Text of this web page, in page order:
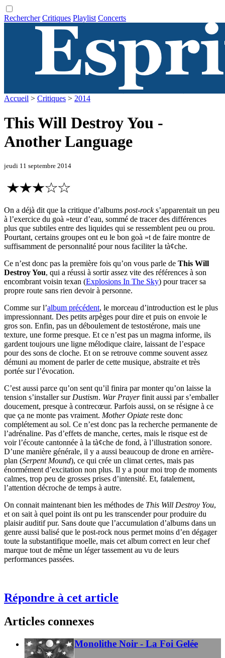
Rechercher Critiques Playlist Concerts
Accueil > Critiques > 2014
This Will Destroy You -
Another Language
jeudi 11 septembre 2014
On a déjà dit que la critique d’albums post-rocks’apparentait un peu
à l’exercice du goà »teur d’eau, sommé de tracer des différences
plus que subtiles entre des liquides qui se ressemblent peu ou prou.
Pourtant, certains groupes ont eu le bon goà »t de faire montre de
suffisamment de personnalité pour nous faciliter la tà¢che.
Ce n’est donc pas la première fois qu’on vous parle de This Will
Destroy You, qui a réussi à sortir assez vite des références à son
encombrant voisin texan (Explosions In The Sky) pour tracer sa
propre route sans rien devoir à personne.
Comme sur l’album précédent, le morceau d’introduction est le plus
impressionnant. Des petits arpèges pour dire et puis on envoie le
gros son. Enfin, pas un déboulement de testostérone, mais une
texture, une forme presque. Et ce n’est pas un magma informe, ils
gardent toujours une ligne mélodique claire, laissant de l’espace
pour des sons de cloche. Et on se retrouve comme souvent assez
démuni au moment de parler de cette musique, abstraite et très
portée sur l’évocation.
C’est aussi parce qu’on sent qu’il finira par monter qu’on laisse la
tension s’installer sur Dustism. War Prayerfinit aussi par s’emballer
doucement, presque à contrecœur. Parfois aussi, on se résigne à ce
que ça ne monte pas vraiment. Mother Opiate reste donc
complétement au sol. Ce n’est donc pas la recherche permanente de
l’adrénaline. Pas d’effets de manche, certes, mais le risque est de
voir l’écoute cantonnée à la tà¢che de fond, à l’illustration sonore.
D’une manière générale, il y a aussi beaucoup de drone en arrière-
plan (Serpent Mound), ce qui crée un climat certes, mais pas
énormément d’excitation non plus. Il y a pour moi trop de moments
calmes, trop peu de grosses prises d’intensité. Et, fatalement,
l’attention décroche de temps à autre.
On connait maintenant bien les méthodes de This Will Destroy You,
et on sait à quel point ils ont pu les transcender pour produire du
plaisir auditif pur. Sans doute que l’accumulation d’albums dans un
genre aussi balisé que le post-rock nous permet moins d’en dégager
toute la substantifique moelle, mais cet album correct en leur chef
marque tout de même un léger tassement au vu de leurs
performances passées.
Répondre à cet article
Articles connexes
Monolithe Noir - La Foi Gelée